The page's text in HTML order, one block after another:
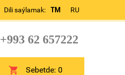
Dili saýlamak: TM RU
+993 62 657222
Sebetde:0